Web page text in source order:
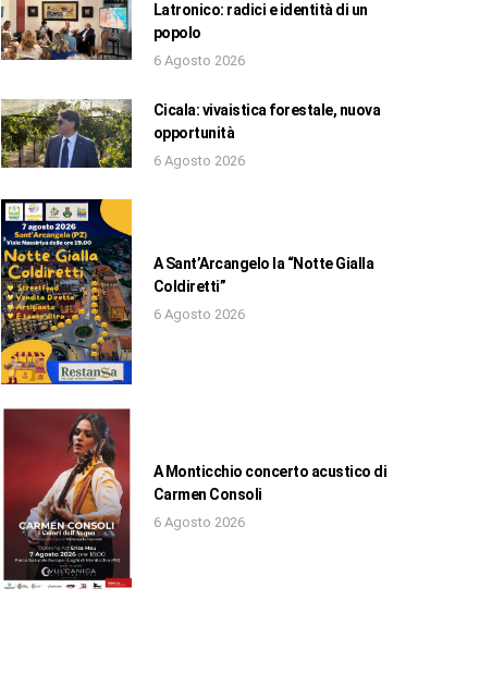
Latronico: radici e identità di un
popolo
6 Agosto 2026
Cicala: vivaistica forestale, nuova
opportunità
6 Agosto 2026
A Sant’Arcangelo la “Notte Gialla
Coldiretti”
6 Agosto 2026
A Monticchio concerto acustico di
Carmen Consoli
6 Agosto 2026